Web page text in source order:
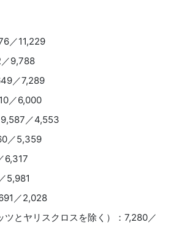
／11,229
9,788
／7,289
／6,000
／4,553
／5,359
6,317
5,981
／2,028
ツとヤリスクロスを除く）：7,280／